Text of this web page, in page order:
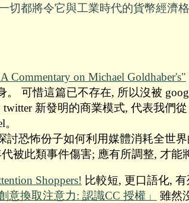
切都將令它與工業時代的貨幣經濟
Commentary on Michael Goldhaber's"
可惜這篇已不存在, 所以沒被
twitter 新發明的商業模式, 代表我們
討恐怖份子如何利用媒體消耗全世
此類事件傷害; 應有所調整, 才能
Shoppers! 比較短, 更口語化,
意換取注意力: 認識CC 授權」
雖然